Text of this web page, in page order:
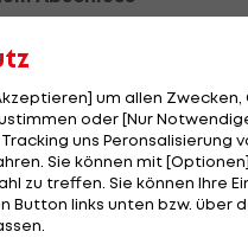
nach der knappen
über ein Top-
Duo schafften sie den
letztlich fehlten nur
großen Coup.
um allen Zwecken,
oder [Nur
Tracking uns Peronsalisierung
Sie können mit
zu treffen. Sie können Ihre
Button links unten bzw. über